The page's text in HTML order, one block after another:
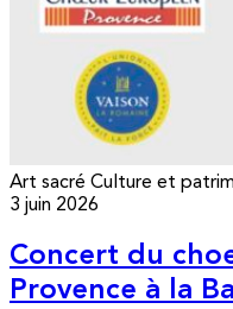
Art sacré Culture et
3 juin 2026
Concert du
Provence à la